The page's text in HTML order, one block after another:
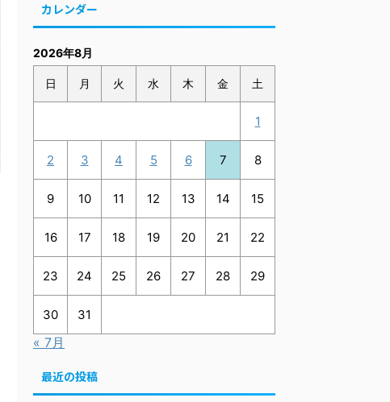
カレンダー
2026年8月
日 月 火 水 木 金 土
1
2 3 4 5 6 7 8
9 10 11 12 13 14 15
16 17 18 19 20 21 22
23 24 25 26 27 28 29
30 31
« 7月
最近の投稿